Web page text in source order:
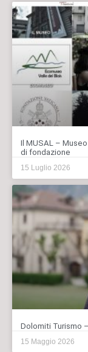
Il MUSAL –
di fondazione
15 Luglio 2026
Dolomiti Turismo
15 Maggio 2026